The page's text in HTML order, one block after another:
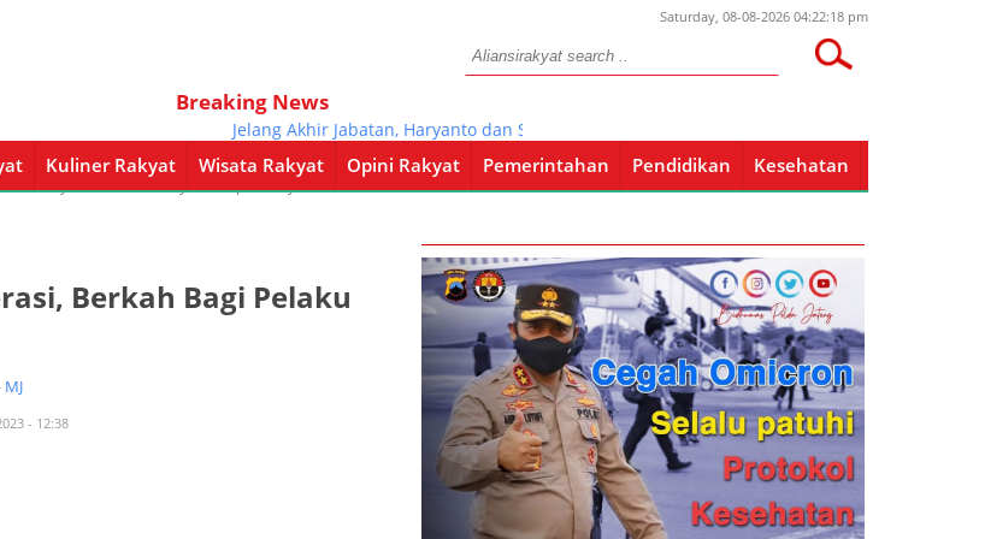
Saturday, 08-08-2026 04:22:18 pm
Breaking News
Jelang Akhir Jabatan, Haryanto dan Safin Pamit di Pertemuan Tim Penggerak PKK Kabupaten
Kuliner Rakyat Wisata Rakyat Opini Rakyat Pemerintahan Pendidikan Kesehatan
Rakyat Wisata Rakyat Opini Rakyat Pemerintahan Pendidikan Kesehatan
Berkah Bagi Pelaku
MJ
- 12:38